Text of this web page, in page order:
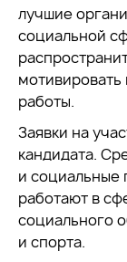
лучшие
социальной
работы.
Заявки на
кандидата.
и социальные
работают в
социального
и спорта.